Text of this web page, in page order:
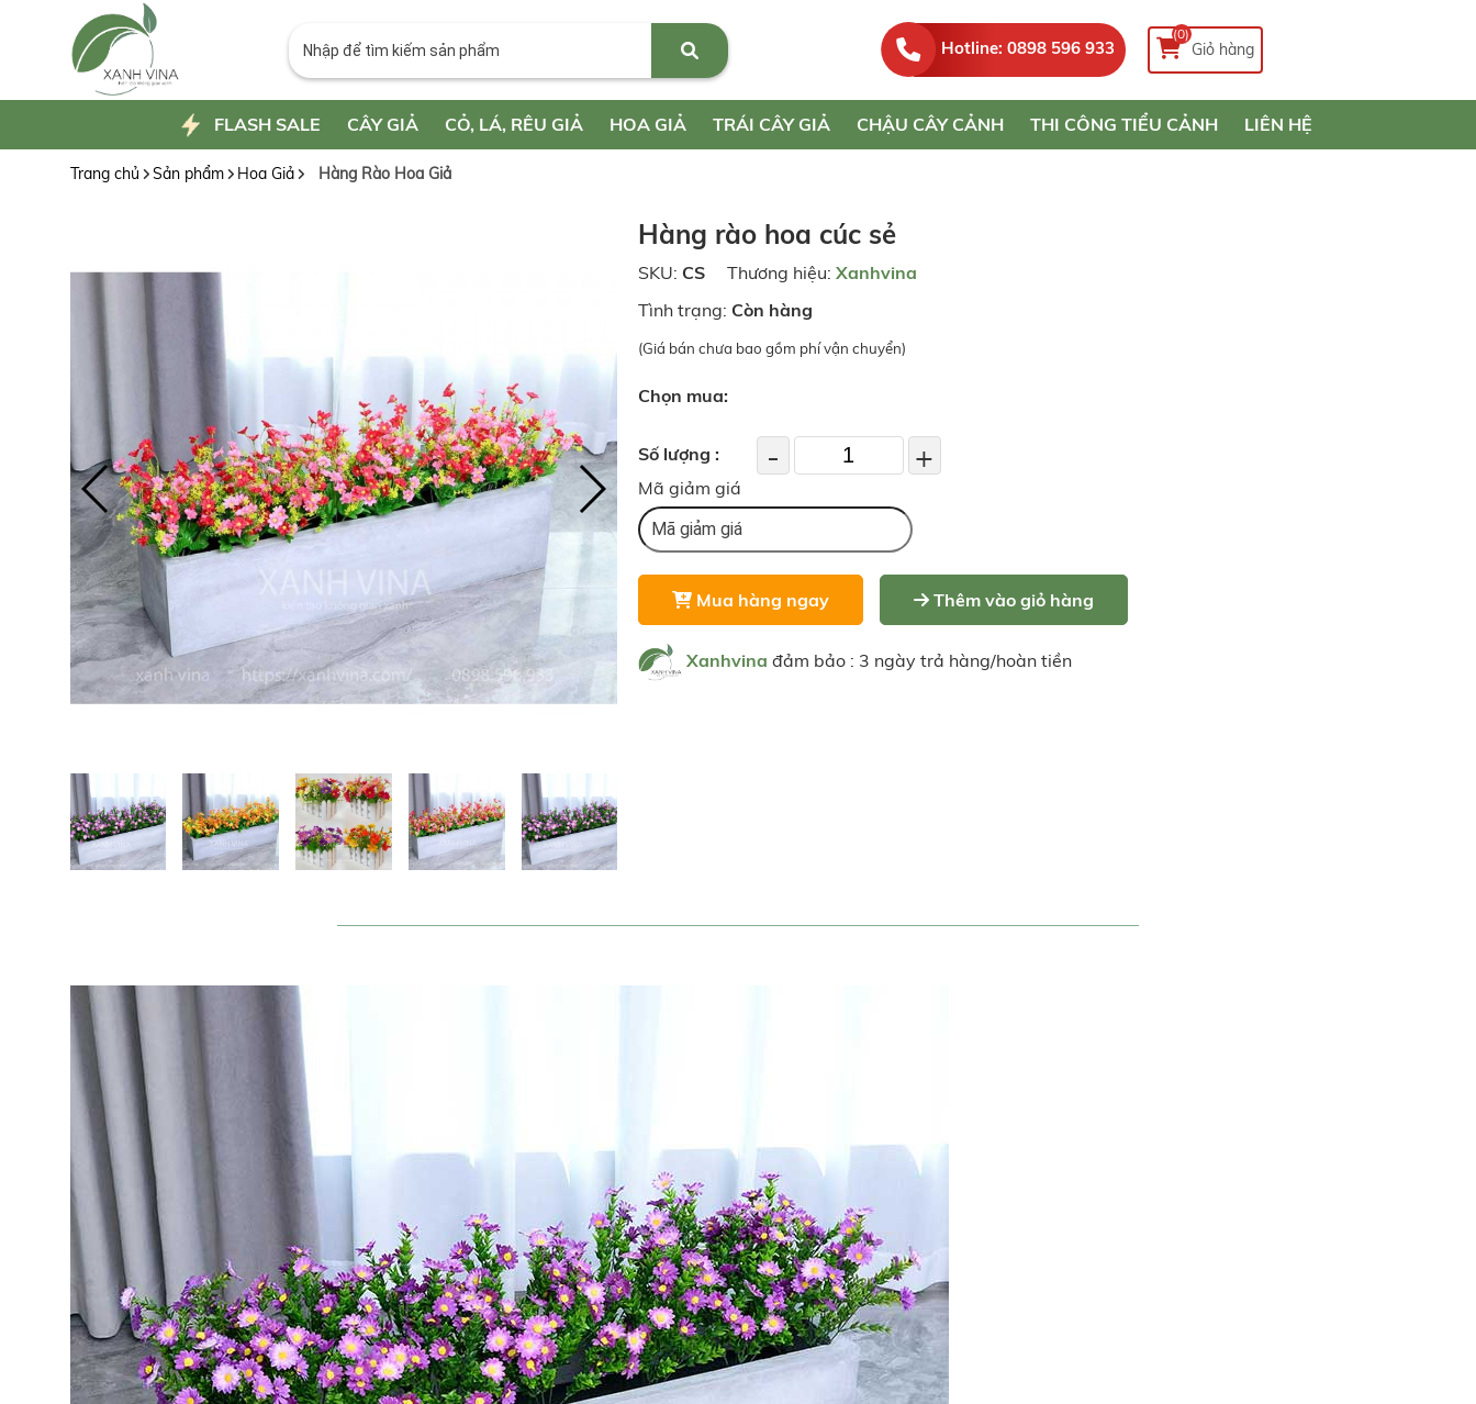
Hotline: 0898 596 933
(0)
Giỏ hàng
FLASH SALE CÂY GIẢ CỎ, LÁ, RÊU GIẢ HOA GIẢ TRÁI CÂY GIẢ CHẬU CÂY CẢNH THI CÔNG TIỂU CẢNH LIÊN HỆ
Trang chủ Sản phẩm Hoa Giả Hàng Rào Hoa Giả
Hàng rào hoa cúc sẻ
SKU: CS Thương hiệu: Xanhvina
Tình trạng: Còn hàng
(Giá bán chưa bao gồm phí vận chuyển)
Chọn mua:
Số lượng : - +
Mã giảm giá
Mua hàng ngay Thêm vào giỏ hàng
Xanhvina đảm bảo : 3 ngày trả hàng/hoàn tiền